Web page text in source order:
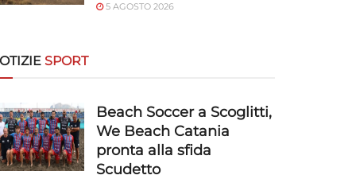
5 AGOSTO 2026
SPORT
Beach Soccer a Scoglitti,
We Beach Catania
pronta alla sfida
Scudetto